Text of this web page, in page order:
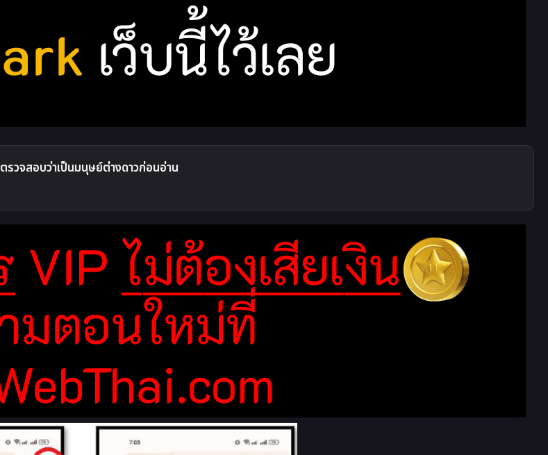
ตรวจสอบว่าเป็นมนุษย์ต่างดาวก่อนอ่าน